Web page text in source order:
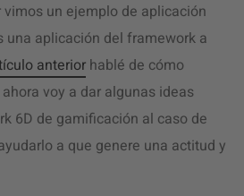
un ejemplo de aplicación
una aplicación del framework a
anterior hablé de cómo
voy a dar algunas ideas
6D de gamificación al caso de
a que genere una actitud y